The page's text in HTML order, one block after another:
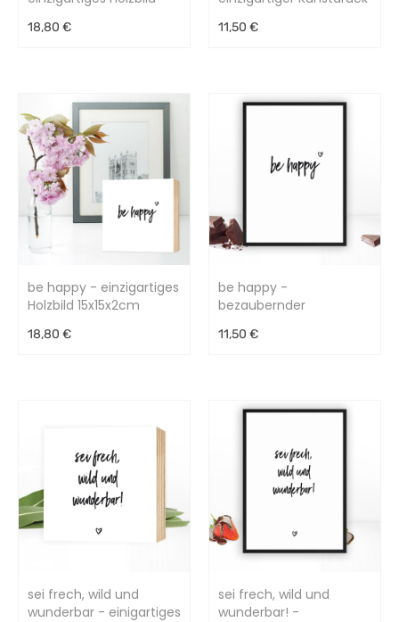
18,80 € 11,50 €
be happy - einzigartiges
Holzbild 15x15x2cm
18,80 €
be happy -
bezaubernder
11,50 €
sei frech, wild und
wunderbar - einigartiges
sei frech, wild und
wunderbar! -